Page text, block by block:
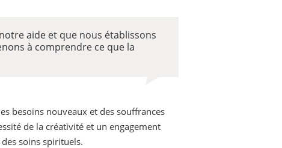
aide et que nous établissons
à comprendre ce que la
besoins nouveaux et des souffrances
de la créativité et un engagement
soins spirituels.